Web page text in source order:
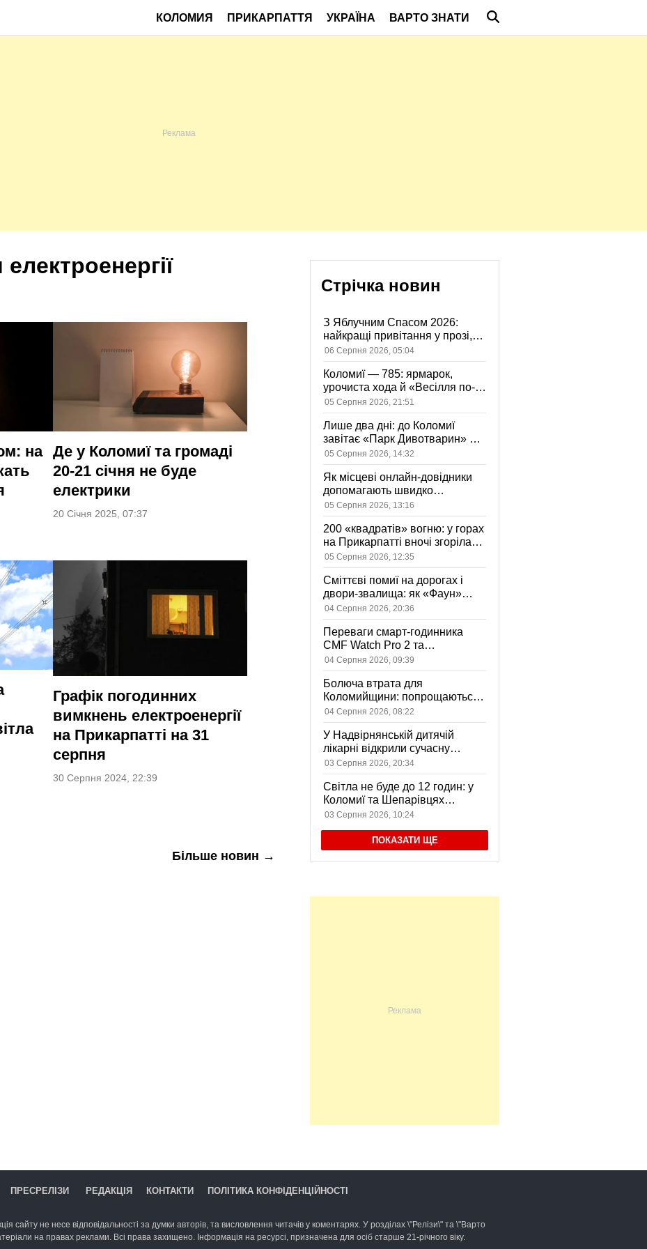
КОЛОМИЯ ПРИКАРПАТТЯ УКРАЇНА ВАРТО ЗНАТИ
на Де у Коломиї та громаді
20-21 січня не буде
електрики
20 Січня 2025, 07:37
Графік погодинних
вимкнень електроенергії
на Прикарпатті на 31
серпня
30 Серпня 2024, 22:39
Більше новин →
Стрічка новин
З Яблучним Спасом 2026:
найкращі привітання у прозі,
віршах та картинках
06 Серпня 2026, 05:04
Коломиї — 785: ярмарок,
урочиста хода й «Весілля по-
Коломийськи» — чим
дивуватиме День міста
05 Серпня 2026, 21:51
Лише два дні: до Коломиї
завітає «Парк Дивотварин» — і
вхід безкоштовний
05 Серпня 2026, 14:32
Як місцеві онлайн-довідники
допомагають швидко
знаходити послуги у своєму
місті
05 Серпня 2026, 13:16
200 «квадратів» вогню: у горах
на Прикарпатті вночі згоріла
садиба, є постраждала
05 Серпня 2026, 12:35
Сміттєві помиї на дорогах і
двори-звалища: як «Фаун»
вивозить відходи в Коломиї
04 Серпня 2026, 20:36
Переваги смарт-годинника
CMF Watch Pro 2 та
навушників CMF Buds Pro 2
для сучасних користувачів
04 Серпня 2026, 09:39
Болюча втрата для
Коломийщини: попрощаються
із захисником, який віддав
життя за Україну
04 Серпня 2026, 08:22
У Надвірнянській дитячій
лікарні відкрили сучасну
сенсорну кімнату
03 Серпня 2026, 20:34
Світла не буде до 12 годин: у
Коломиї та Шепарівцях
планові відключення 3-5
03 Серпня 2026, 10:24
ПОКАЗАТИ ЩЕ
ПРЕСРЕЛІЗИ РЕДАКЦІЯ КОНТАКТИ ПОЛІТИКА КОНФІДЕНЦІЙНОСТІ
сайту не несе відповідальності за думки авторів, та висловлення читачів у коментарях. У розділах \"Релізи\" та \"Варто
на правах реклами. Всі права захищено. Інформація на ресурсі, призначена для осіб старше 21-річного віку.